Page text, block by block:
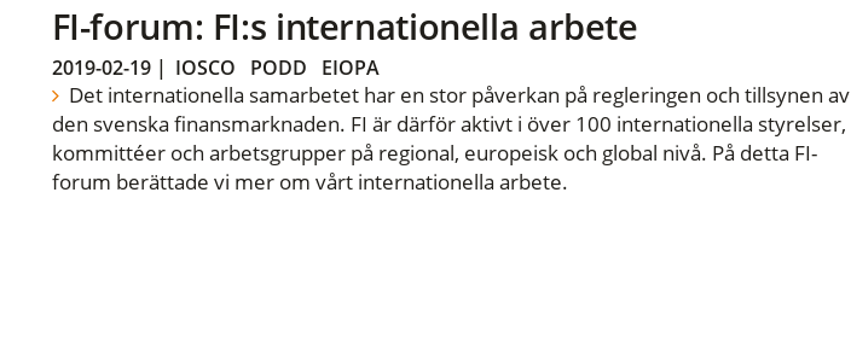
FI-forum: FI:s internationella arbete
2019-02-19| IOSCO PODD EIOPA
Det internationella samarbetet har en stor påverkan på regleringen och tillsynen av
den svenska finansmarknaden. FI är därför aktivt i över 100 internationella styrelser,
kommittéer och arbetsgrupper på regional, europeisk och global nivå. På detta FI-
forum berättade vi mer om vårt internationella arbete.